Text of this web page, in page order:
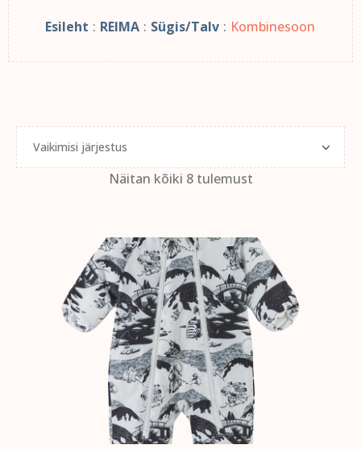
Esileht : REIMA : Sügis/Talv : Kombinesoon
Näitan kõiki 8 tulemust
VALI